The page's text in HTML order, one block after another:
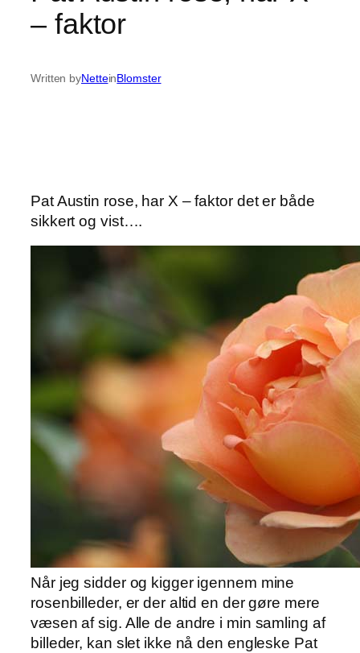
– faktor
Written byNetteinBlomster
Pat Austin rose, har X – faktor det er både
sikkert og vist….
Når jeg sidder og kigger igennem mine
rosenbilleder, er der altid en der gøre mere
væsen af sig. Alle de andre i min samling af
billeder, kan slet ikke nå den engleske Pat